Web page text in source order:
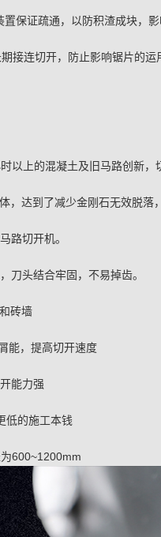
置保证疏通，以防积渣成块
接连切开，防止影响锯片的
以上的混凝土及旧马路创新，
，达到了减少金刚石无效脱落
路切开机。
刀头结合牢固，不易掉齿。
砖墙
能，提高切开速度
能力强
低的施工本钱
600~1200mm